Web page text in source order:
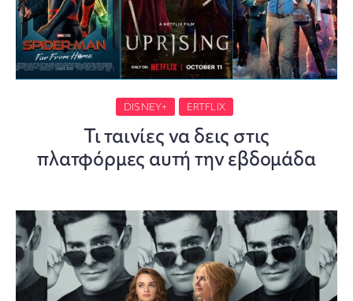
DISNEY+ ERTFLIX
Τι ταινίες να δεις στις
πλατφόρμες αυτή την εβδομάδα